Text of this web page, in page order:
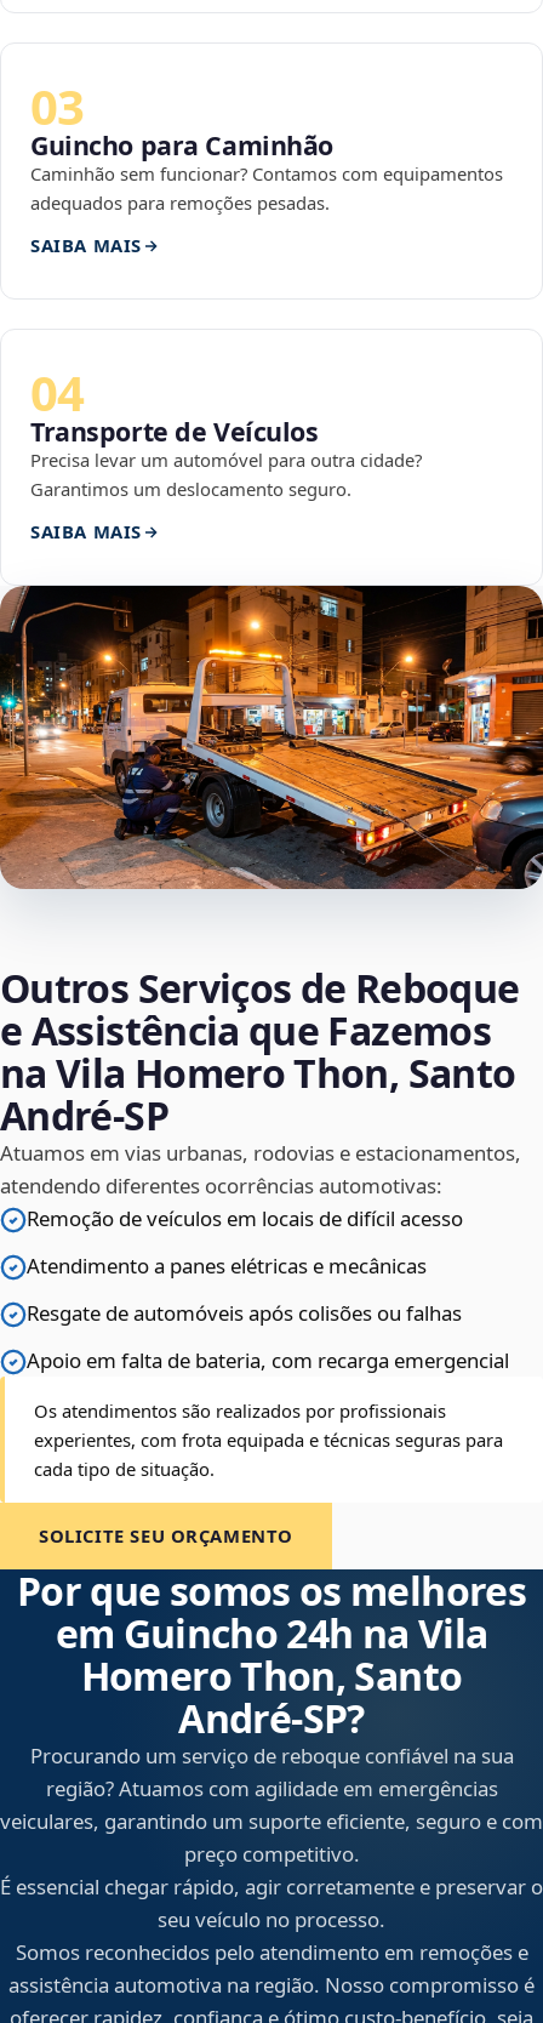
03
Guincho para Caminhão
Caminhão sem funcionar? Contamos com equipamentos
adequados para remoções pesadas.
SAIBA MAIS
04
Transporte de Veículos
Precisa levar um automóvel para outra cidade?
Garantimos um deslocamento seguro.
SAIBA MAIS
Outros Serviços de Reboque
e Assistência que Fazemos
na Vila Homero Thon, Santo
André‑SP
Atuamos em vias urbanas, rodovias e estacionamentos,
atendendo diferentes ocorrências automotivas:
Remoção de veículos em locais de difícil acesso
Atendimento a panes elétricas e mecânicas
Resgate de automóveis após colisões ou falhas
Apoio em falta de bateria, com recarga emergencial
Os atendimentos são realizados por profissionais
experientes, com frota equipada e técnicas seguras para
cada tipo de situação.
SOLICITE SEU ORÇAMENTO
Por que somos os melhores
em Guincho 24h na Vila
Homero Thon, Santo
André‑SP?
Procurando um serviço de reboque confiável na sua
região? Atuamos com agilidade em emergências
veiculares, garantindo um suporte eficiente, seguro e com
preço competitivo.
É essencial chegar rápido, agir corretamente e preservar o
seu veículo no processo.
Somos reconhecidos pelo atendimento em remoções e
assistência automotiva na região. Nosso compromisso é